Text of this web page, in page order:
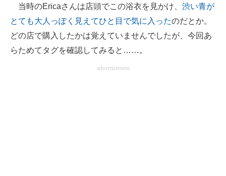
当時のEricaさんは店頭でこの浴衣を見かけ、 渋い青が
とても大人っぽく見えてひと目で気に入ったのだとか。
どの店で購入したかは覚えていませんでしたが、今回あ
らためてタグを確認してみると……。
advertisement